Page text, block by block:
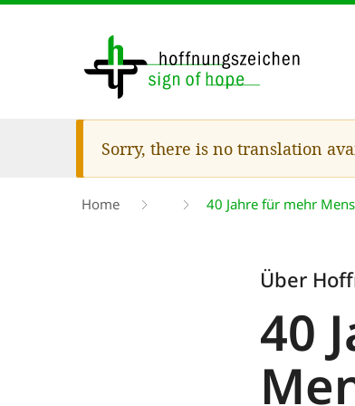
Warning
message
Sorry, there is no translation
Breadcrumb
Home 40 Jahre für mehr
Über
40